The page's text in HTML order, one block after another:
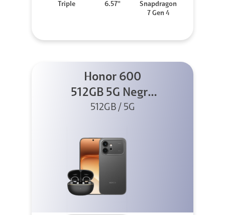
Triple
6.57''
Snapdragon
7 Gen 4
Honor 600
512GB 5G Negro
+ Clip 2
512GB / 5G